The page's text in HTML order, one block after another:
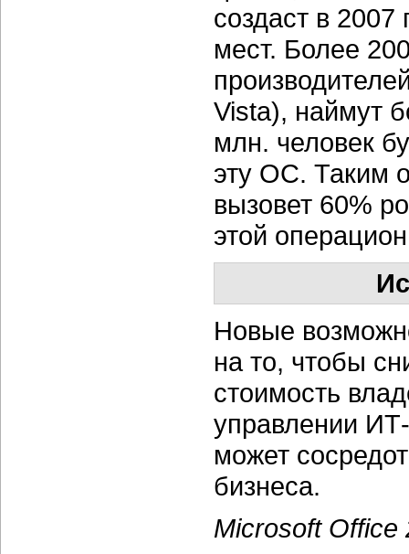
создаст в
мест. Более
Vista), наймут
млн. человек
эту ОС. Таким
вызовет 60%
этой
Новые
на то, чтобы
стоимость
управлении
может
бизнеса.
Microsoft Office